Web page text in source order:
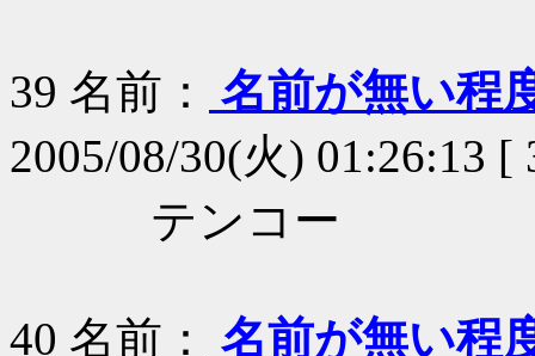
39 名前：
名前が無い程
2005/08/30(火) 01:26:13 [
テンコー
40 名前：
名前が無い程